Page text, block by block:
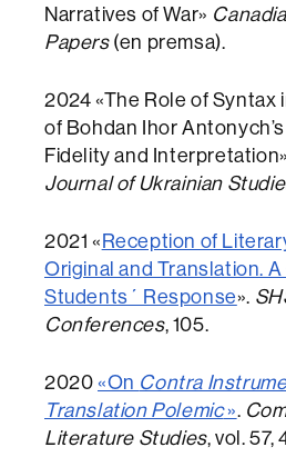
Narratives of War»
Papers(en premsa).
2024 «The Role of Syntax
of Bohdan Ihor
Fidelity and
Journal of Ukrainian
2021 «Reception of
Original and Translation.
Students´ Response».
Conferences, 105.
2020«On Contra
Translation Polemic».
Literature Studies, vol. 57,